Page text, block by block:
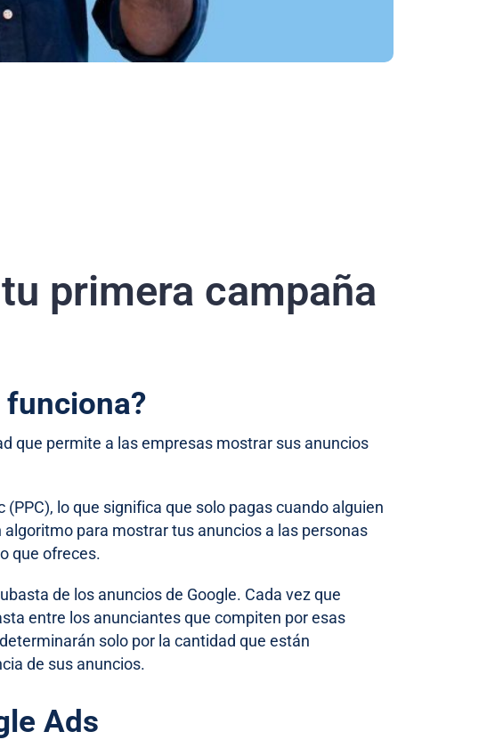
primera campaña
funciona?
que permite a las empresas mostrar sus anuncios
lo que significa que solo pagas cuando alguien
para mostrar tus anuncios a las personas
que ofreces.
de los anuncios de Google. Cada vez que
entre los anunciantes que compiten por esas
solo por la cantidad que están
de sus anuncios.
Ads